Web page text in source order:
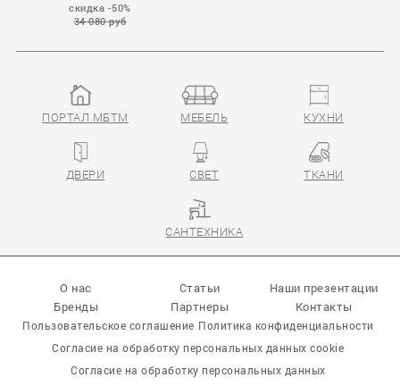
Sudan
скидка -50%
34 080 руб
ПОРТАЛ МБТМ МЕБЕЛЬ КУХНИ
ДВЕРИ СВЕТ ТКАНИ
САНТЕХНИКА
О нас Статьи
Наши презентации
Бренды
Партнеры Контакты
Пользовательское соглашение Политика конфиденциальности
Согласие на обработку персональных данных cookie
Согласие на обработку персональных данных